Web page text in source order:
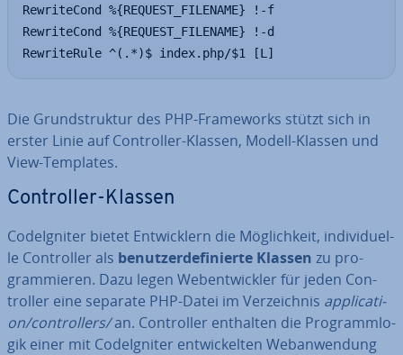
RewriteCond %{REQUEST_FILENAME} !-f
RewriteCond %{REQUEST_FILENAME} !-d
RewriteRule ^(.*)$ index.php/$1 [L]
Die Grund­struk­tur des PHP-Frame­works stützt sich in
erster Linie auf Con­trol­ler-Klassen, Modell-Klassen und
View-Templates.
Con­trol­ler-Klassen
Cod­e­Ig­ni­ter bietet Ent­wick­lern die Mög­lich­keit, in­di­vi­du­el­
le Con­trol­ler als be­nut­zer­de­fi­nier­te Klassen zu pro­
gram­mie­ren. Dazu legen Web­ent­wick­ler für jeden Con­
trol­ler eine separate PHP-Datei im Ver­zeich­nis ap­pli­ca­ti­
on/con­trol­lers/an. Con­trol­ler enthalten die Pro­gramm­lo­
gik einer mit Cod­e­Ig­ni­ter ent­wi­ckel­ten Web­an­wen­dung